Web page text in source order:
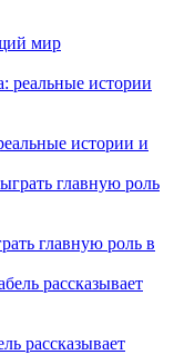
мир
истории и
главную роль в
рассказывает